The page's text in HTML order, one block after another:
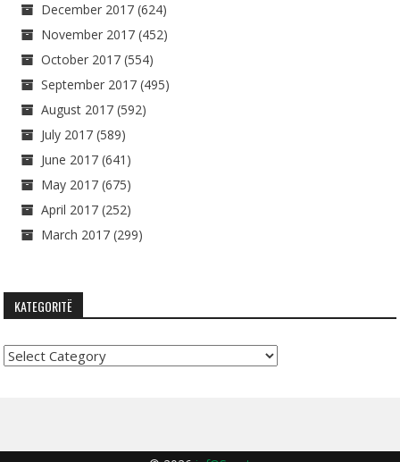
December 2017 (624)
November 2017 (452)
October 2017 (554)
September 2017 (495)
August 2017 (592)
July 2017 (589)
June 2017 (641)
May 2017 (675)
April 2017 (252)
March 2017 (299)
KATEGORITË
Kategoritë